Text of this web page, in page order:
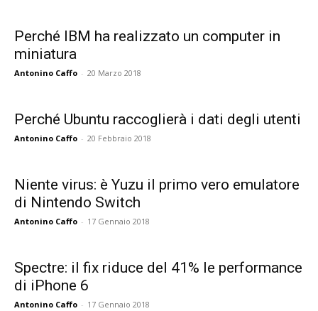
Perché IBM ha realizzato un computer in
miniatura
Antonino Caffo - 20 Marzo 2018
Perché Ubuntu raccoglierà i dati degli utenti
Antonino Caffo - 20 Febbraio 2018
Niente virus: è Yuzu il primo vero emulatore
di Nintendo Switch
Antonino Caffo - 17 Gennaio 2018
Spectre: il fix riduce del 41% le performance
di iPhone 6
Antonino Caffo - 17 Gennaio 2018